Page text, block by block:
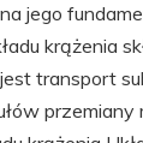
jego
krążenia
transport
przemiany